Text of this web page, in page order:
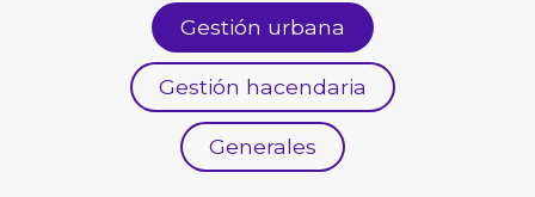
Gestión urbana
Gestión hacendaria
Generales